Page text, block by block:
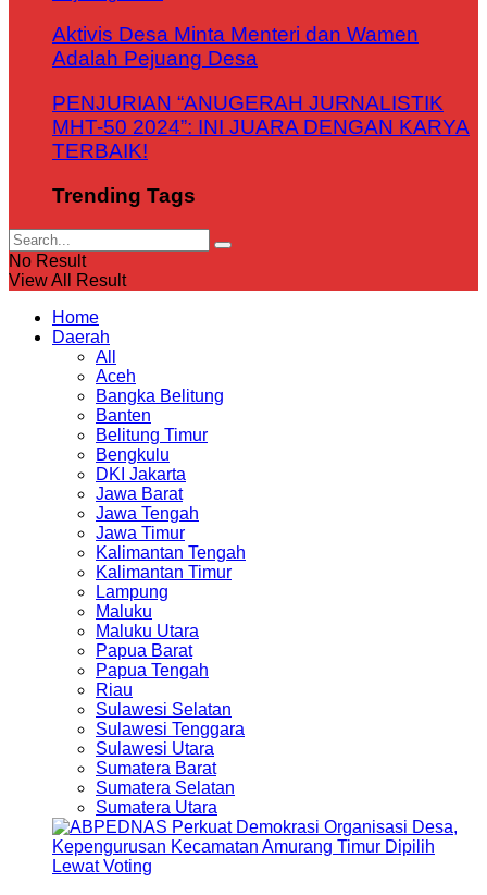
Aktivis Desa Minta Menteri dan Wamen
Adalah Pejuang Desa
PENJURIAN “ANUGERAH JURNALISTIK
MHT-50 2024”: INI JUARA DENGAN KARYA
TERBAIK!
Trending Tags
No Result
View All Result
Home
Daerah
All
Aceh
Bangka Belitung
Banten
Belitung Timur
Bengkulu
DKI Jakarta
Jawa Barat
Jawa Tengah
Jawa Timur
Kalimantan Tengah
Kalimantan Timur
Lampung
Maluku
Maluku Utara
Papua Barat
Papua Tengah
Riau
Sulawesi Selatan
Sulawesi Tenggara
Sulawesi Utara
Sumatera Barat
Sumatera Selatan
Sumatera Utara